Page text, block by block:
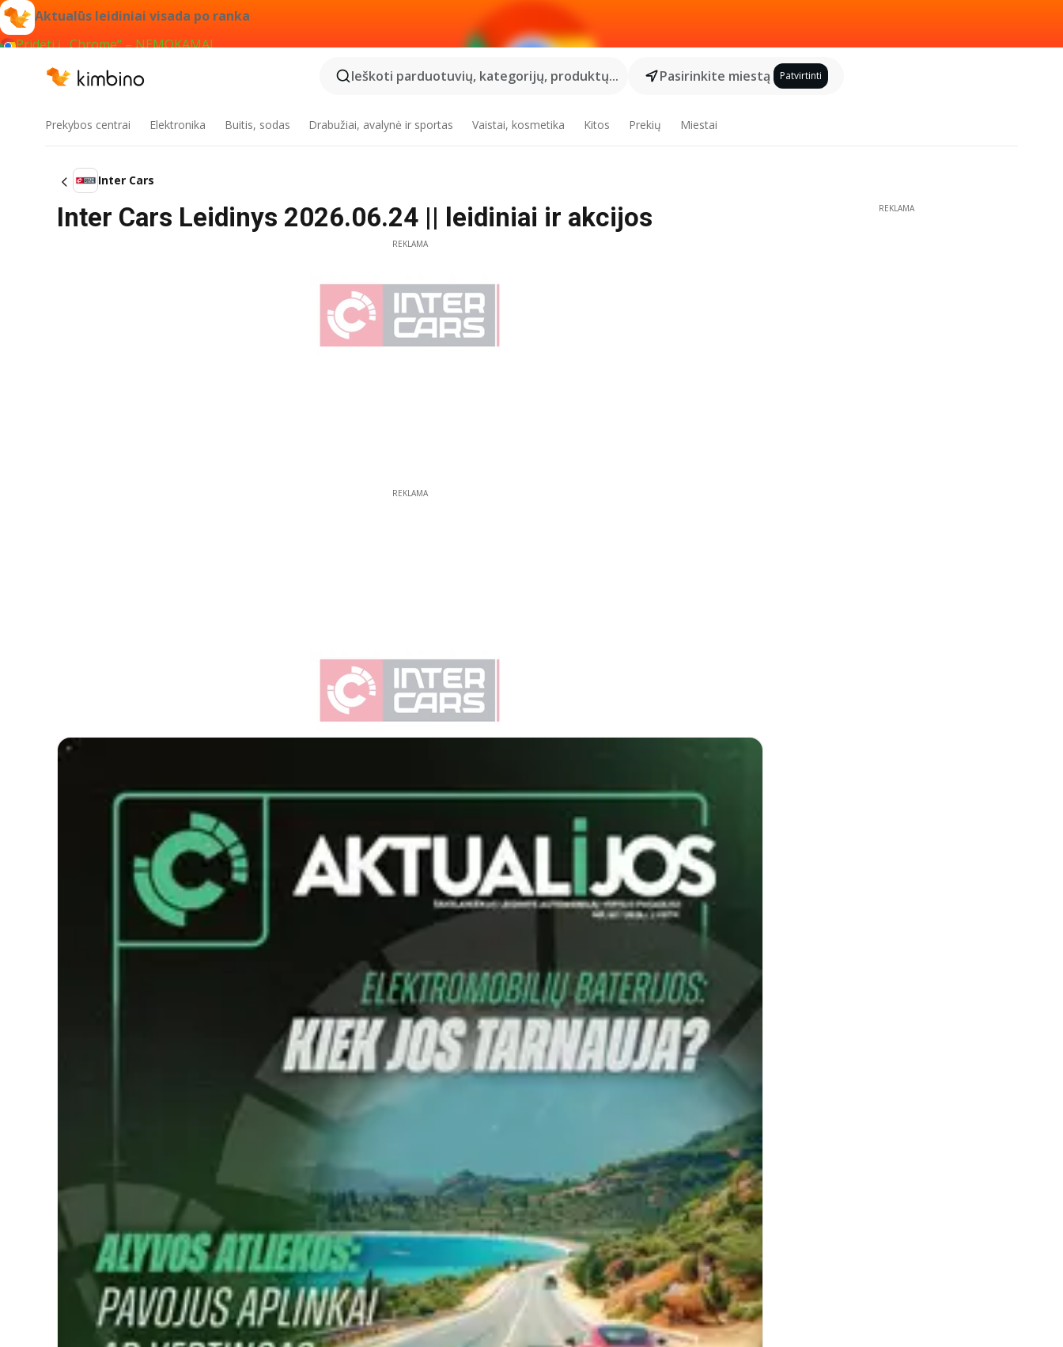
Aktualūs leidiniai visada po ranka
Pridėti į „Chrome“ – NEMOKAMAI
Ieškoti parduotuvių, kategorijų, produktų...
Pasirinkite miestą Patvirtinti
Prekybos centrai Elektronika Buitis, sodas Drabužiai, avalynė ir sportas Vaistai, kosmetika Kitos Prekių Miestai
Inter Cars
Inter Cars Leidinys 2026.06.24 || leidiniai ir akcijos
REKLAMA
REKLAMA
REKLAMA